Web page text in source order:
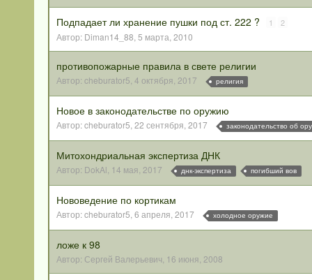
Подпадает ли хранение пушки под ст. 222 ? 1 2
Автор: Diman14_88,5 марта, 2010
противопожарные правила в свете религии
Автор: cheburator5, 4 октября, 2017 религия
Новое в законодательстве по оружию
Автор:cheburator5,22 сентября, 2017 законодательство об
Митохондриальная экспертиза ДНК
Автор: DokAl, 14 мая, 2017 днк-экспертиза погибший вов
Нововедение по кортикам
Автор:cheburator5,6 апреля, 2017 холодное оружие
ложе к 98
Автор: Сергей Валерьевич, 16 июня, 2008